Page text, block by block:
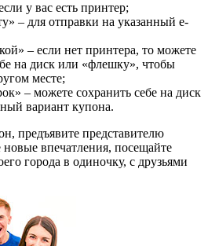
у вас есть принтер;
– для отправки на указанный e-
– если нет принтера, то можете
на диск или «флешку», чтобы
месте;
– можете сохранить себе на диск
вариант купона.
предъявите представителю
впечатления, посещайте
города в одиночку, с друзьями